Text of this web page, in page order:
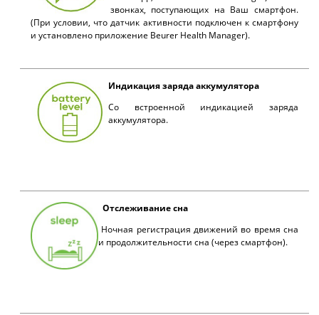
звонках, поступающих на Ваш смартфон.
(При условии, что датчик активности подключен к смартфону
и установлено приложение Beurer Health Manager).
Индикация заряда аккумулятора
Со встроенной индикацией заряда
аккумулятора.
Отслеживание сна
Ночная регистрация движений во время сна
и продолжительности сна (через смартфон).